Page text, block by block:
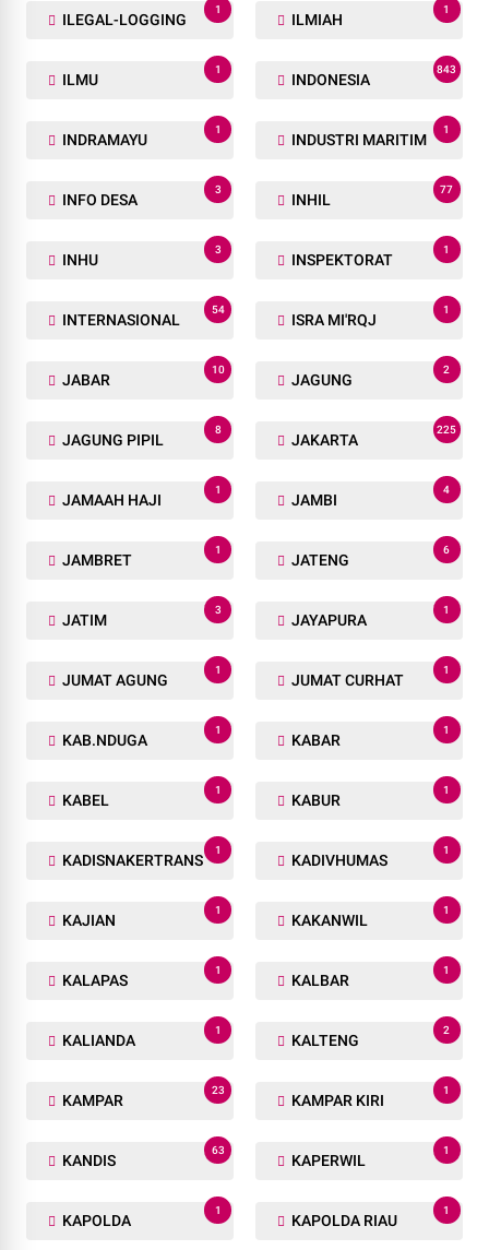
ILEGAL-LOGGING
1
ILMIAH
1
ILMU
1
INDONESIA
843
INDRAMAYU
1
INDUSTRI MARITIM
1
INFO DESA
3
INHIL
77
INHU
3
INSPEKTORAT
1
INTERNASIONAL
54
ISRA MI'RQJ
1
JABAR
10
JAGUNG
2
JAGUNG PIPIL
8
JAKARTA
225
JAMAAH HAJI
1
JAMBI
4
JAMBRET
1
JATENG
6
JATIM
3
JAYAPURA
1
JUMAT AGUNG
1
JUMAT CURHAT
1
KAB.NDUGA
1
KABAR
1
KABEL
1
KABUR
1
KADISNAKERTRANS
1
KADIVHUMAS
1
KAJIAN
1
KAKANWIL
1
KALAPAS
1
KALBAR
1
KALIANDA
1
KALTENG
2
KAMPAR
23
KAMPAR KIRI
1
KANDIS
63
KAPERWIL
1
KAPOLDA
1
KAPOLDA RIAU
1